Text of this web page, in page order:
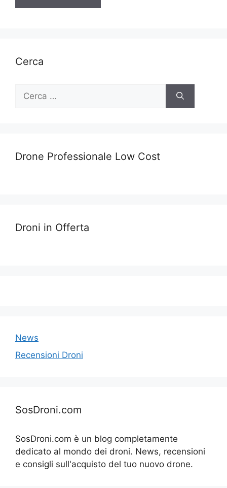
Cerca
Ricerca
Drone Professionale Low Cost
Droni in Offerta
News
Recensioni Droni
SosDroni.com
SosDroni.com è un blog completamente
dedicato al mondo dei droni. News, recensioni
e consigli sull'acquisto del tuo nuovo drone.